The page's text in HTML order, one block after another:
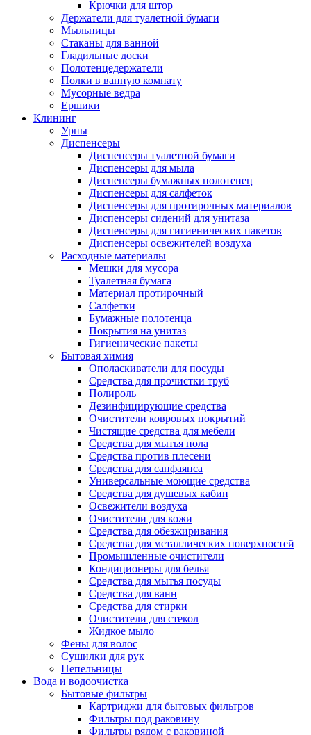
Крючки для штор
Держатели для туалетной бумаги
Мыльницы
Стаканы для ванной
Гладильные доски
Полотенцедержатели
Полки в ванную комнату
Мусорные ведра
Ершики
Клининг
Урны
Диспенсеры
Диспенсеры туалетной бумаги
Диспенсеры для мыла
Диспенсеры бумажных полотенец
Диспенсеры для салфеток
Диспенсеры для протирочных материалов
Диспенсеры сидений для унитаза
Диспенсеры для гигиенических пакетов
Диспенсеры освежителей воздуха
Расходные материалы
Мешки для мусора
Туалетная бумага
Материал протирочный
Салфетки
Бумажные полотенца
Покрытия на унитаз
Гигиенические пакеты
Бытовая химия
Ополаскиватели для посуды
Средства для прочистки труб
Полироль
Дезинфицирующие средства
Очистители ковровых покрытий
Чистящие средства для мебели
Средства для мытья пола
Средства против плесени
Средства для санфаянса
Универсальные моющие средства
Средства для душевых кабин
Освежители воздуха
Очистители для кожи
Средства для обезжиривания
Средства для металлических поверхностей
Промышленные очистители
Кондиционеры для белья
Средства для мытья посуды
Средства для ванн
Средства для стирки
Очистители для стекол
Жидкое мыло
Фены для волос
Сушилки для рук
Пепельницы
Вода и водоочистка
Бытовые фильтры
Картриджи для бытовых фильтров
Фильтры под раковину
Фильтры рядом с раковиной